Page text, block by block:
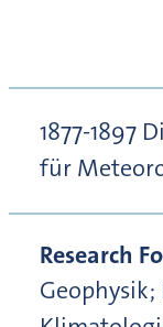
1877-1897
für
Research
Geophysik;